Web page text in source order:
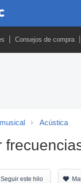
Consejos de compra
Acústica
Seguir este hilo